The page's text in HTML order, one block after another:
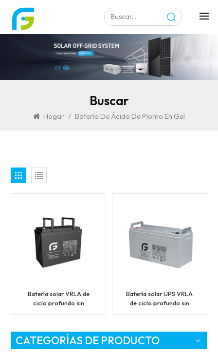
Buscar
Hogar / Batería De Ácido De Plomo En Gel
Batería solar VRLA de
ciclo profundo sin
Batería solar UPS VRLA
de ciclo profundo sin
CATEGORÍAS DE PRODUCTO